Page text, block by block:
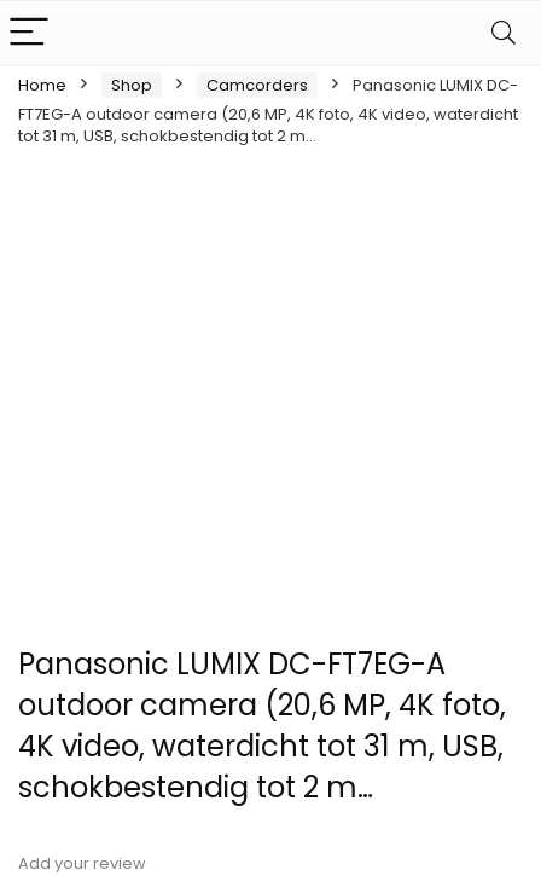
Home Shop Camcorders
Panasonic LUMIX DC-
FT7EG-A outdoor camera (20,6 MP, 4K foto, 4K video, waterdicht
tot 31 m, USB, schokbestendig tot 2 m…
Panasonic LUMIX DC-FT7EG-A
outdoor camera (20,6 MP, 4K foto,
4K video, waterdicht tot 31 m, USB,
schokbestendig tot 2 m…
Add your review